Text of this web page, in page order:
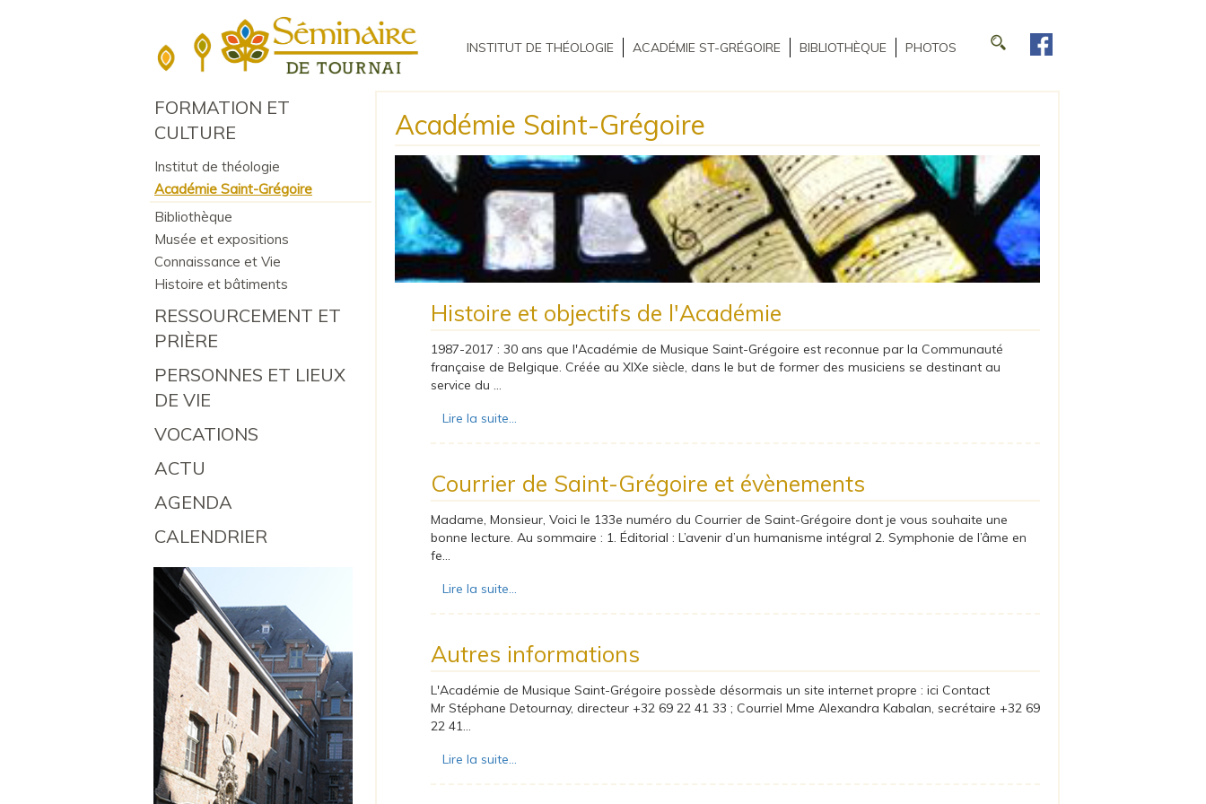
INSTITUT DE THÉOLOGIE ACADÉMIE ST-GRÉGOIRE BIBLIOTHÈQUE PHOTOS
FORMATION ET
CULTURE
Institut de théologie
Académie Saint-Grégoire
Bibliothèque
Musée et expositions
Connaissance et Vie
Histoire et bâtiments
RESSOURCEMENT ET
PRIÈRE
PERSONNES ET LIEUX
DE VIE
VOCATIONS
ACTU
AGENDA
CALENDRIER
Académie Saint-Grégoire
Histoire et objectifs de l'Académie
1987-2017 : 30 ans que l'Académie de Musique Saint-Grégoire est reconnue par la Communauté
française de Belgique. Créée au XIXe siècle, dans le but de former des musiciens se destinant au
service du ...
Lire la suite...
Courrier de Saint-Grégoire et évènements
Madame, Monsieur, Voici le 133e numéro du Courrier de Saint-Grégoire dont je vous souhaite une
bonne lecture. Au sommaire : 1. Éditorial : L’avenir d’un humanisme intégral 2. Symphonie de l’âme en
fe...
Lire la suite...
Autres informations
L'Académie de Musique Saint-Grégoire possède désormais un site internet propre : ici Contact
Mr Stéphane Detournay, directeur +32 69 22 41 33 ; Courriel Mme Alexandra Kabalan, secrétaire +32 69
22 41...
Lire la suite...